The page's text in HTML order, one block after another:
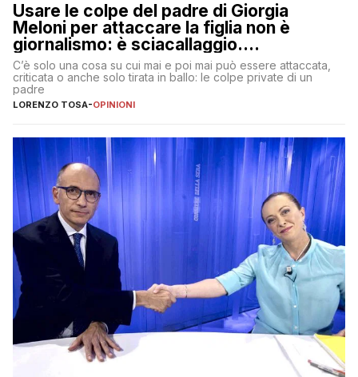
Usare le colpe del padre di Giorgia
Meloni per attaccare la figlia non è
giornalismo: è sciacallaggio.
Dimostriamo di essere diversi
C’è solo una cosa su cui mai e poi mai può essere attaccata,
criticata o anche solo tirata in ballo: le colpe private di un
padre
LORENZO TOSA-OPINIONI